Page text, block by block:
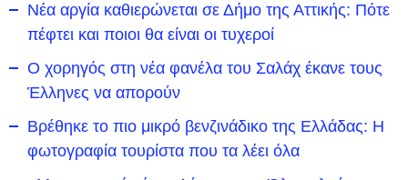
Νέα αργία καθιερώνεται σε Δήμο της Αττικής: Πότε
πέφτει και ποιοι θα είναι οι τυχεροί
Ο χορηγός στη νέα φανέλα του Σαλάχ έκανε τους
Έλληνες να απορούν
Βρέθηκε το πιο μικρό βενζινάδικο της Ελλάδας: Η
φωτογραφία τουρίστα που τα λέει όλα